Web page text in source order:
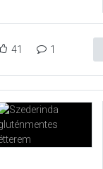
41 1